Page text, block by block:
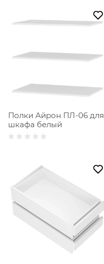
Полки Айрон ПЛ-06 для
шкафа белый